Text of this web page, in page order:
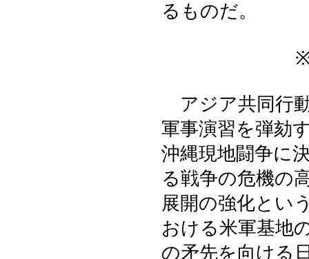
るものだ。
※ ※
アジア共同行
軍事演習を弾劾
沖縄現地闘争に
る戦争の危機の
展開の強化とい
おける米軍基地
の矛先を向ける